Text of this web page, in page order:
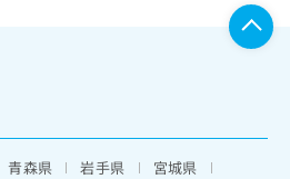
青森県 岩手県
宮城県